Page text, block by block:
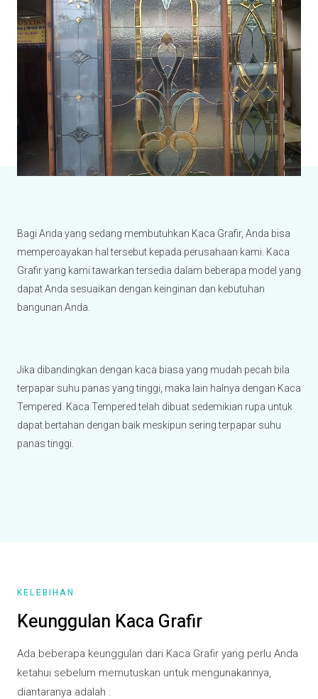
Bagi Anda yang sedang membutuhkan Kaca Grafir, Anda bisa
mempercayakan hal tersebut kepada perusahaan kami. Kaca
Grafir yang kami tawarkan tersedia dalam beberapa model yang
dapat Anda sesuaikan dengan keinginan dan kebutuhan
bangunan Anda.
Jika dibandingkan dengan kaca biasa yang mudah pecah bila
terpapar suhu panas yang tinggi, maka lain halnya dengan Kaca
Tempered. Kaca Tempered telah dibuat sedemikian rupa untuk
dapat bertahan dengan baik meskipun sering terpapar suhu
panas tinggi.
KELEBIHAN
Keunggulan Kaca Grafir
Ada beberapa keunggulan dari Kaca Grafir yang perlu Anda
ketahui sebelum memutuskan untuk mengunakannya,
diantaranya adalah :